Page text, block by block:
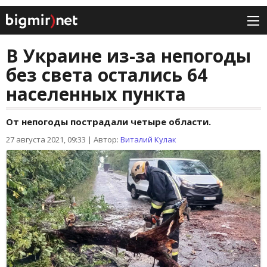
В Украине из-за непогоды
без света остались 64
населенных пункта
От непогоды пострадали четыре области.
27 августа 2021, 09:33 | Автор: Виталий Кулак